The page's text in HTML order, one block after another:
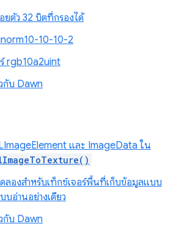
ยตัว 32 บิตที่กรองได้
10-10-2
rgb10a2uint
กับ Dawn
และ ImageData ใน
ลองสำหรับเท็กซ์เจอร์พื้นที่เก็บข้อมูลแบบ
อ่านอย่างเดียว
กับ Dawn